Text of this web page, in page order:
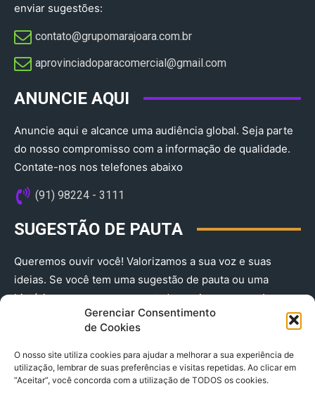
Gerenciar Consentimento
de Cookies
O nosso site utiliza cookies para ajudar a melhorar a sua experiência de
utilização, lembrar de suas preferências e visitas repetidas. Ao clicar em
“Aceitar”, você concorda com a utilização de TODOS os cookies.
enviar sugestões:
contato@grupomarajoara.com.br
aprovinciadoparacomercial@gmail.com​
ANUNCIE AQUI
Anuncie aqui e alcance uma audiência global. Seja parte
do nosso compromisso com a informação de qualidade.
Contate-nos nos telefones abaixo
(91) 98224 - 3111
SUGESTÃO DE PAUTA
Queremos ouvir você! Valorizamos a sua voz e suas
ideias. Se você tem uma sugestão de pauta ou uma
história que merece ser contada, envie-nos agora!
(91) 98224 - 3111